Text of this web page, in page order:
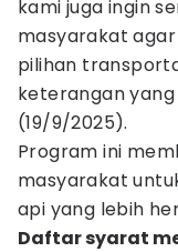
kami juga ingin
masyarakat
pilihan
keterangan
(19/9/2025).
Program ini
masyarakat
api yang lebih
Daftar syarat